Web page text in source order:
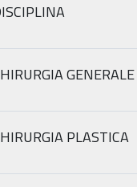
GENERALE
PLASTICA